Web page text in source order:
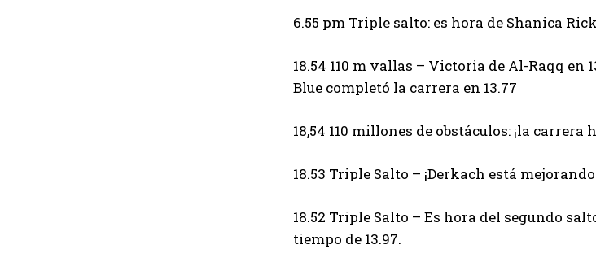
6.55 pm Triple salto: es hora de Shanica
18.54 110 m vallas – Victoria de Al-Raqq en
Blue completó la carrera en 13.77
18,54 110 millones de obstáculos: ¡la carrera
18.53 Triple Salto – ¡Derkach está
18.52 Triple Salto – Es hora del segundo
tiempo de 13.97.